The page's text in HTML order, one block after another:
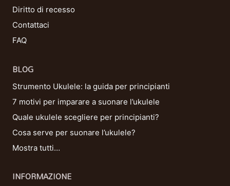
Diritto di recesso
Contattaci
FAQ
BLOG
Strumento Ukulele: la guida per principianti
7 motivi per imparare a suonare l’ukulele
Quale ukulele scegliere per principianti?
Cosa serve per suonare l’ukulele?
Mostra tutti…
INFORMAZIONE